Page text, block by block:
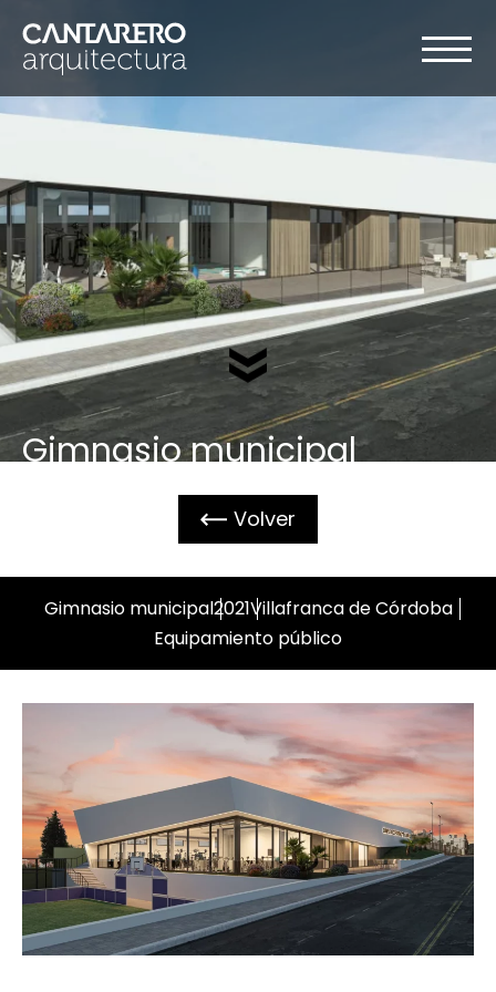
Gimnasio municipal
Volver
Gimnasio municipal2021Villafranca de Córdoba
Equipamiento público